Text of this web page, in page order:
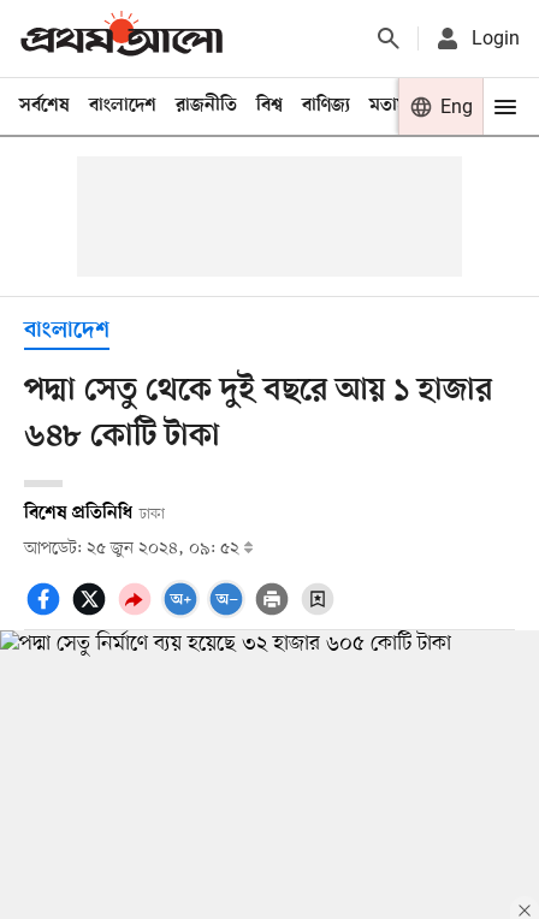
Login
সর্বশেষ বাংলাদেশ রাজনীতি বিশ্ব বাণিজ্য মতামত খেলা
Eng
বাংলাদেশ
পদ্মা সেতু থেকে দুই বছরে আয় ১ হাজার
৬৪৮ কোটি টাকা
বিশেষ প্রতিনিধি ঢাকা
আপডেট: ২৫ জুন ২০২৪, ০৯: ৫২